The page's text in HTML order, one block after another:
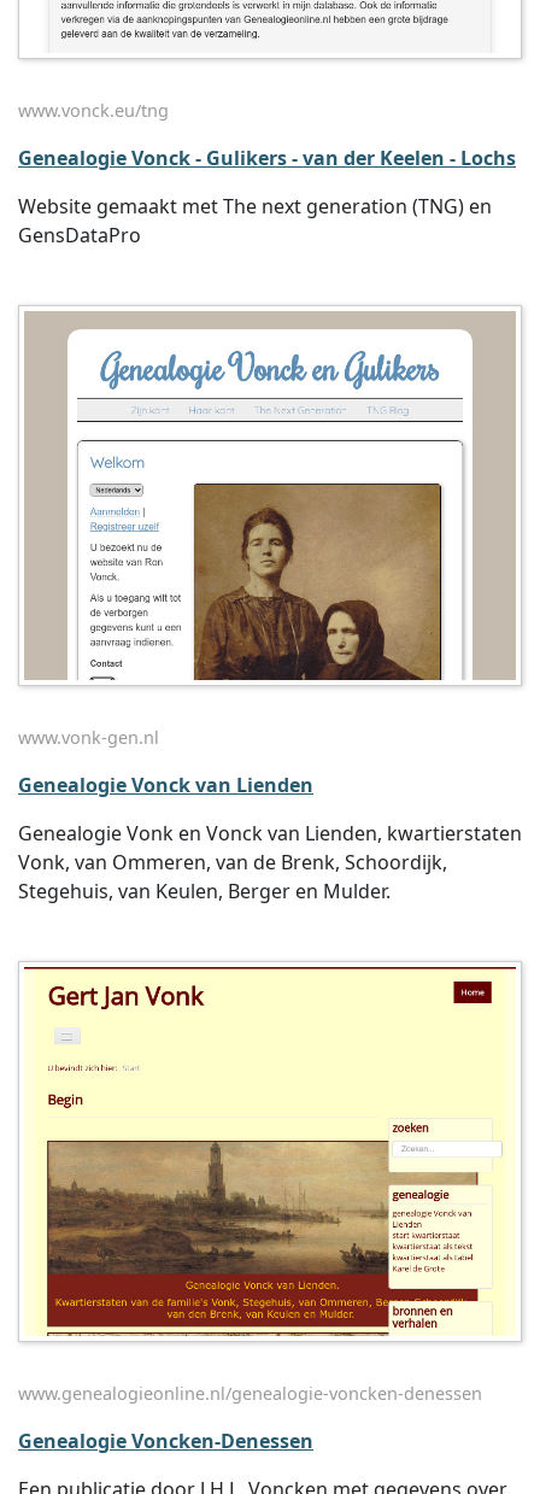
www.vonck.eu/tng
Genealogie Vonck - Gulikers - van der Keelen - Lochs
Website gemaakt met The next generation (TNG) en
GensDataPro
www.vonk-gen.nl
Genealogie Vonck van Lienden
Genealogie Vonk en Vonck van Lienden, kwartierstaten
Vonk, van Ommeren, van de Brenk, Schoordijk,
Stegehuis, van Keulen, Berger en Mulder.
www.genealogieonline.nl/genealogie-voncken-denessen
Genealogie Voncken-Denessen